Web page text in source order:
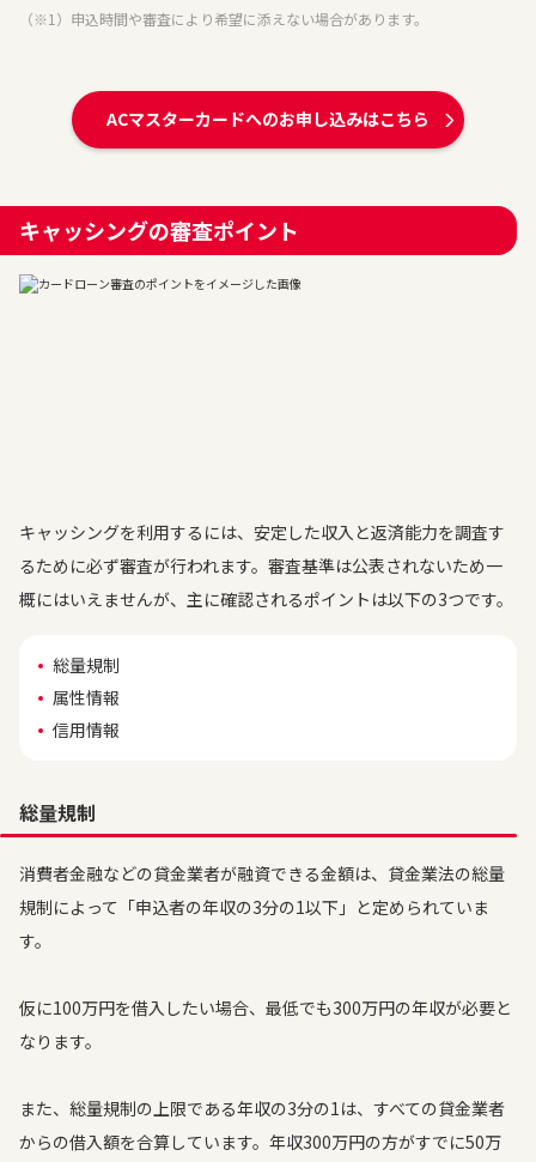
（※1）申込時間や審査により希望に添えない場合があります。
ACマスターカードへのお申し込みはこちら
キャッシングの審査ポイント
キャッシングを利用するには、安定した収入と返済能力を調査す
るために必ず審査が行われます。審査基準は公表されないため一
概にはいえませんが、主に確認されるポイントは以下の3つです。
総量規制
属性情報
信用情報
総量規制
消費者金融などの貸金業者が融資できる金額は、貸金業法の総量
規制によって「申込者の年収の3分の1以下」と定められていま
す。
仮に100万円を借入したい場合、最低でも300万円の年収が必要と
なります。
また、総量規制の上限である年収の3分の1は、すべての貸金業者
からの借入額を合算しています。年収300万円の方がすでに50万